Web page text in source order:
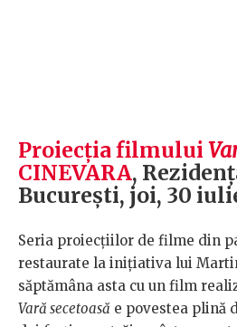
Proiecția filmului
CINEVARA,
București, joi, 30
Seria proiecțiilor de filme din
restaurate la inițiativa lui
săptămâna asta cu un film
Vară secetoasă e povestea plină